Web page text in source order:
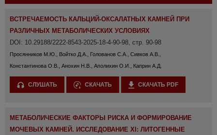
ВСТРЕЧАЕМОСТЬ КАЛЬЦИЙ-ОКСАЛАТНЫХ КАМНЕЙ ПРИ
РАЗЛИЧНЫХ МЕТАБОЛИЧЕСКИХ УСЛОВИЯХ
DOI: 10.29188/2222-8543-2025-18-4-90-98, стр. 90-98
Просянников М.Ю., Войтко Д.А., Голованов С.А., Сивков А.В.,
Константинова О.В., Анохин Н.В., Аполихин О.И., Каприн А.Д.
СЛУШАТЬ СКАЧАТЬ СКАЧАТЬ PDF
МЕТАБОЛИЧЕСКИЕ ФАКТОРЫ РИСКА И ФОРМИРОВАНИЕ
МОЧЕВЫХ КАМНЕЙ. ИССЛЕДОВАНИЕ XI: ЛИТОГЕННЫЕ